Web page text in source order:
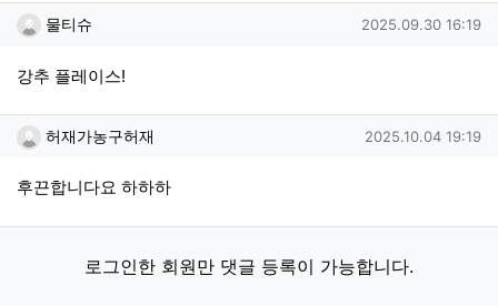
물티슈님의 댓글
물티슈 작성일
2025.09.30 16:19
강추 플레이스!
허재가농구허재님의 댓글
허재가농구허재 작성일
2025.10.04 19:19
후끈합니다요 하하하
로그인한 회원만 댓글 등록이 가능합니다.